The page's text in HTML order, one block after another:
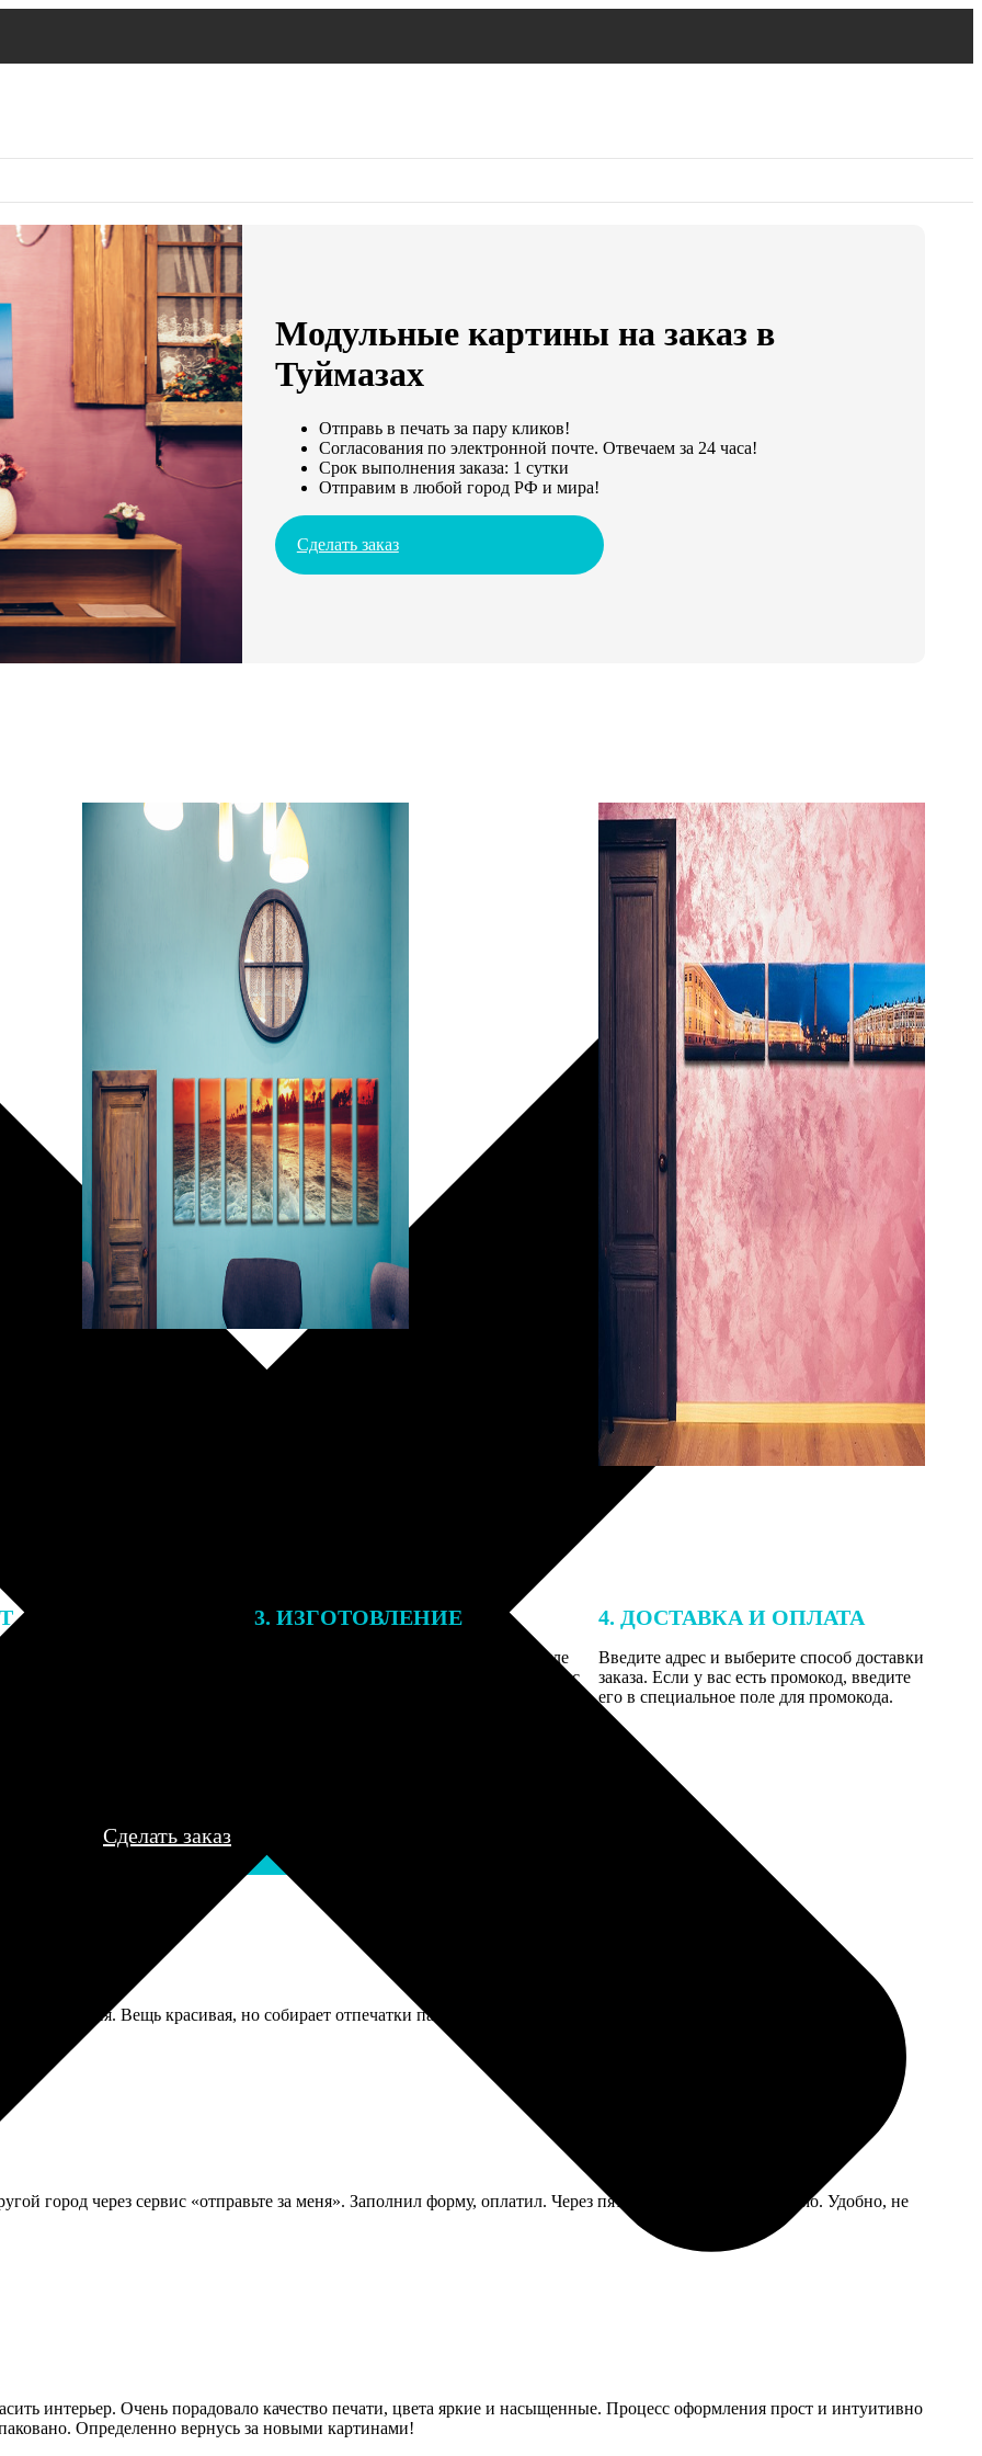
Модульные картины на заказ в
Туймазах
Отправь в печать за пару кликов!
Согласования по электронной почте. Отвечаем за 24 часа!
Срок выполнения заказа: 1 сутки
Отправим в любой город РФ и мира!
Сделать заказ
заказа к печати
могут связаться с Вами
телефону или email для
деталей.
3. ИЗГОТОВЛЕНИЕ
Оплатите заказ банковской картой. После
оплаты получите подтверждение на email с
4. ДОСТАВКА И ОПЛАТА
Введите адрес и выберите способ доставки
заказа. Если у вас есть промокод, введите
его в специальное поле для промокода.
Сделать заказ
Вещь красивая, но собирает отпечатки пальцев ужасно, надо постоянно протирать.
город через сервис «отправьте за меня». Заполнил форму, оплатил. Через пять дней им пришло письмо. Удобно, не
интерьер. Очень порадовало качество печати, цвета яркие и насыщенные. Процесс оформления прост и интуитивно
Определенно вернусь за новыми картинами!